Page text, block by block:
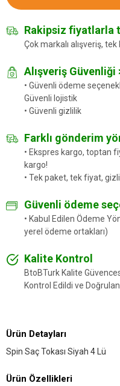
Rakipsiz fiyatlarla
Çok markalı alışveriş,
Alışveriş Güvenliği
• Güvenli ödeme
Güvenli lojistik
• Güvenli gizlilik
Farklı gönderim
• Ekspres kargo, toptan
kargo!
• Tek paket, tek fiyat,
Güvenli ödeme
• Kabul Edilen Ödeme
yerel ödeme ortakları)
Kalite Kontrol
BtoBTurk Kalite
Kontrol Edildi ve
Ürün Detayları
Spin Saç Tokası Siyah 4 Lü
Ürün Özellikleri